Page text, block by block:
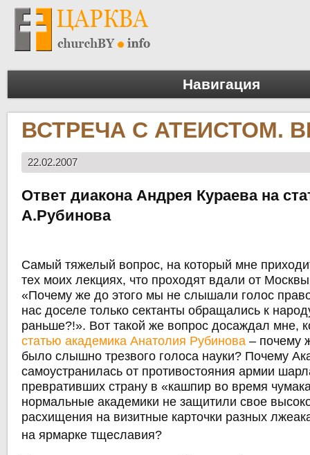
Навигация
ВСТРЕЧА С АТЕИСТОМ.
22.02.2007
Ответ диакона Андрея Кураева на
А.Рубинова
Самый тяжелый вопрос, на который мне
тех моих лекциях, что проходят вдали от
«Почему же до этого мы не слышали голос
нас доселе только сектанты обращались к
раньше?!». Вот такой же вопрос досаждал мне,
статью академика Анатолия Рубинова – почему
было слышно трезвого голоса науки? Почему
самоустранилась от противостояния армии
превративших страну в «кашпир во время
нормальные академики не защитили свое
расхищения на визитные карточки разных
на ярмарке тщеславия?